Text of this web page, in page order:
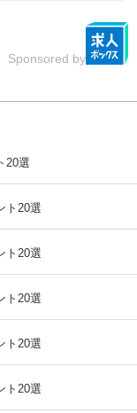
Sponsored by
20選
ト20選
ト20選
ト20選
ト20選
ト20選